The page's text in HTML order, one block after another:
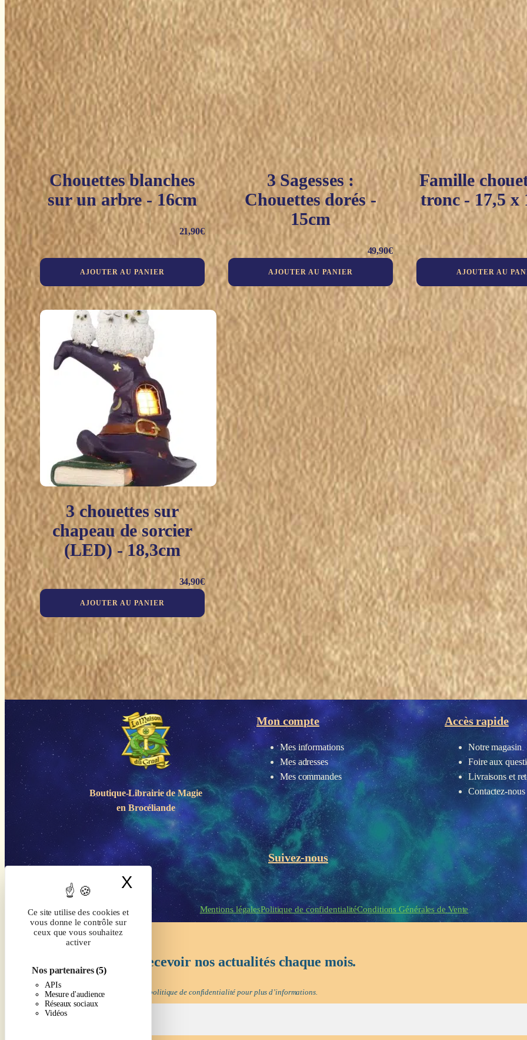
Ce site utilise des cookies et
vous donne le contrôle sur
ceux que vous souhaitez
activer
Nos partenaires(5)
APIs
Mesure d'audience
Réseaux sociaux
Vidéos
X Masquer le bandeau des cookies
Chouettes blanches
sur un arbre - 16cm
21,90€
AJOUTER AU PANIER
3 Sagesses :
Chouettes dorés -
15cm
49,90€
AJOUTER AU PANIER
Famille
tronc - 17,5 x
AJOUTER AU
3 chouettes sur
chapeau de sorcier
(LED) - 18,3cm
34,90€
AJOUTER AU PANIER
Boutique-Librairie deMagie
en Brocéliande
Mon compte
Mes informations
Mes adresses
Mes commandes
Accès rapide
Notre magasin
Foire aux
Livraisons et
Contactez-nous
Suivez-nous
Mentions légalesPolitique de confidentialitéConditions Générales de Vente
Inscrivez-vous pour recevoir nos actualités chaque mois.
Nous ne spammons pas ! Consultez notre politique de confidentialité pour plus d’informations.